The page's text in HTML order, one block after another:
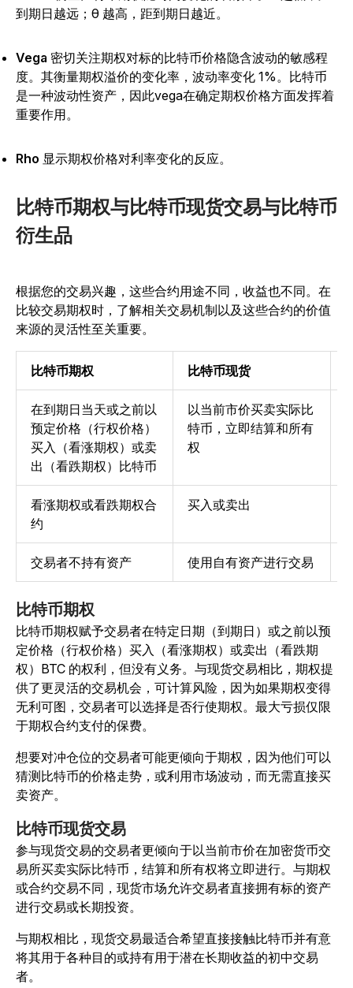
到期日越远；θ 越高，距到期日越近。
Vega 密切关注期权对标的比特币价格隐含波动的敏感程
度。其衡量期权溢价的变化率，波动率变化 1%。比特币
是一种波动性资产，因此vega在确定期权价格方面发挥着
重要作用。
Rho 显示期权价格对利率变化的反应。
比特币期权与比特币现货交易与比特币
衍生品
根据您的交易兴趣，这些合约用途不同，收益也不同。在
比较交易期权时，了解相关交易机制以及这些合约的价值
来源的灵活性至关重要。
比特币期权 比特币现货
在到期日当天或之前以
预定价格（行权价格）
买入（看涨期权）或卖
出（看跌期权）比特币
以当前市价买卖实际比
特币，立即结算和所有
权
看涨期权或看跌期权合
约
买入或卖出
交易者不持有资产 使用自有资产进行交易
比特币期权
比特币期权赋予交易者在特定日期（到期日）或之前以预
定价格（行权价格）买入（看涨期权）或卖出（看跌期
权）BTC 的权利，但没有义务。与现货交易相比，期权提
供了更灵活的交易机会，可计算风险，因为如果期权变得
无利可图，交易者可以选择是否行使期权。最大亏损仅限
于期权合约支付的保费。
想要对冲仓位的交易者可能更倾向于期权，因为他们可以
猜测比特币的价格走势，或利用市场波动，而无需直接买
卖资产。
比特币现货交易
参与现货交易的交易者更倾向于以当前市价在加密货币交
易所买卖实际比特币，结算和所有权将立即进行。与期权
或合约交易不同，现货市场允许交易者直接拥有标的资产
进行交易或长期投资。
与期权相比，现货交易最适合希望直接接触比特币并有意
将其用于各种目的或持有用于潜在长期收益的初中交易
者。